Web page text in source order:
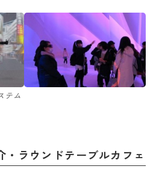
テム
・ラウンドテーブルカフェ